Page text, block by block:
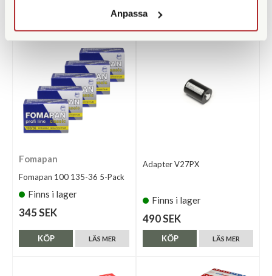
Anpassa
LÄS MER
Fomapan
Fomapan 100 135-36 5-Pack
Finns i lager
345 SEK
LÄS MER
KÖP
Adapter V27PX
Finns i lager
490 SEK
LÄS MER
KÖP